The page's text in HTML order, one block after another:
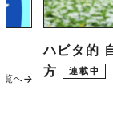
ハビタ的
方
連載中
覧へ